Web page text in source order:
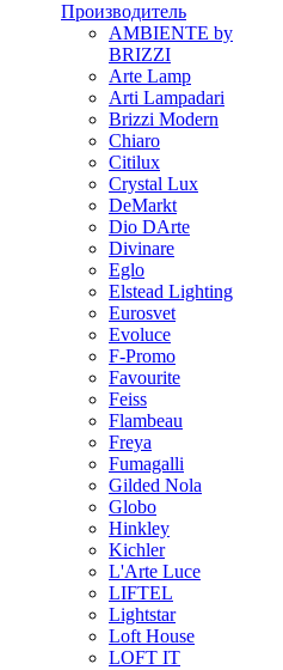
Производитель
AMBIENTE by
BRIZZI
Arte Lamp
Arti Lampadari
Brizzi Modern
Chiaro
Citilux
Crystal Lux
DeMarkt
Dio DArte
Divinare
Eglo
Elstead Lighting
Eurosvet
Evoluce
F-Promo
Favourite
Feiss
Flambeau
Freya
Fumagalli
Gilded Nola
Globo
Hinkley
Kichler
L'Arte Luce
LIFTEL
Lightstar
Loft House
LOFT IT